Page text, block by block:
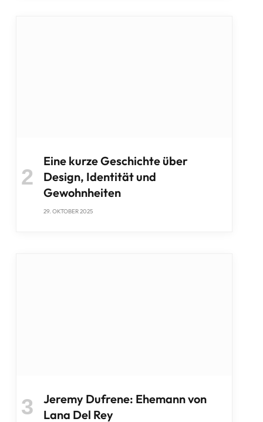
Eine kurze Geschichte über
Design, Identität und
Gewohnheiten
29. OKTOBER 2025
Jeremy Dufrene: Ehemann von
Lana Del Rey